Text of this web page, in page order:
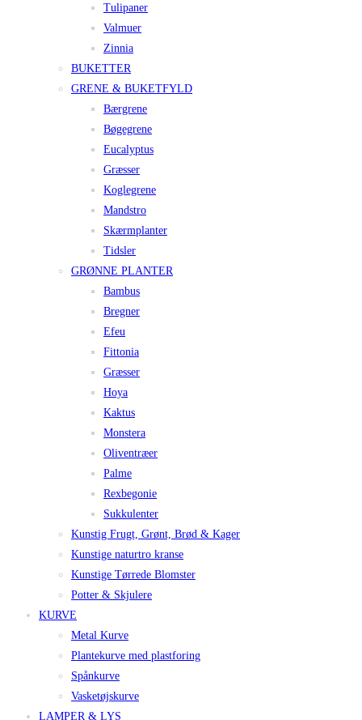
Tulipaner
Valmuer
Zinnia
BUKETTER
GRENE & BUKETFYLD
Bærgrene
Bøgegrene
Eucalyptus
Græsser
Koglegrene
Mandstro
Skærmplanter
Tidsler
GRØNNE PLANTER
Bambus
Bregner
Efeu
Fittonia
Græsser
Hoya
Kaktus
Monstera
Oliventræer
Palme
Rexbegonie
Sukkulenter
Kunstig Frugt, Grønt, Brød & Kager
Kunstige naturtro kranse
Kunstige Tørrede Blomster
Potter & Skjulere
KURVE
Metal Kurve
Plantekurve med plastforing
Spånkurve
Vasketøjskurve
LAMPER & LYS